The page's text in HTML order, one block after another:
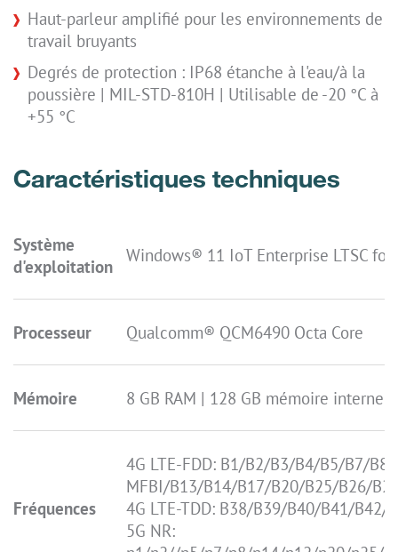
Haut-parleur amplifié pour les environnements de
travail bruyants
Degrés de protection : IP68 étanche à l'eau/à la
poussière | MIL-STD-810H | Utilisable de -20 °C à
+55 °C
Caractéristiques techniques
Système
d'exploitation
Windows® 11 IoT Enterprise LTSC for
Processeur Qualcomm® QCM6490 Octa Core
Mémoire 8 GB RAM | 128 GB mémoire interne
Fréquences
4G LTE-FDD: B1/B2/B3/B4/B5/B7/
MFBI/B13/B14/B17/B20/B25/B26/
4G LTE-TDD: B38/B39/B40/B41/B42/
5G NR: